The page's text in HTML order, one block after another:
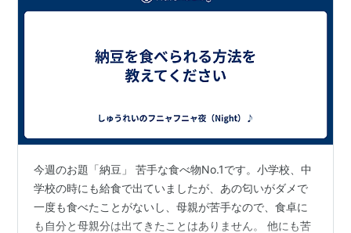
今週のお題「納豆」 苦手な食べ物No.1です。小学校、中
学校の時にも給食で出ていましたが、あの匂いがダメで
一度も食べたことがないし、母親が苦手なので、食卓に
も自分と母親分は出てきたことはありません。 他にも苦